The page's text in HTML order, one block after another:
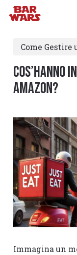
Skip
contentCome Gestire
Cos’hanno
Amazon?
Immagina un